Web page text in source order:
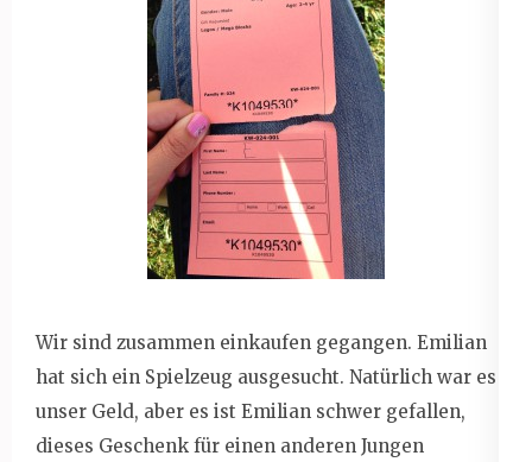
Wir sind zusammen einkaufen gegangen. Emilian
hat sich ein Spielzeug ausgesucht. Natürlich war es
unser Geld, aber es ist Emilian schwer gefallen,
dieses Geschenk für einen anderen Jungen